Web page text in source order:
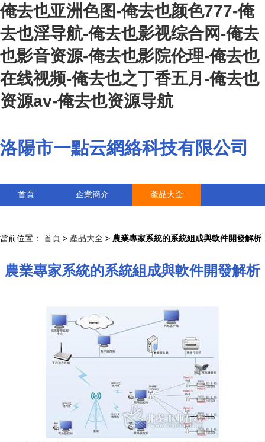
俺去也亚洲色图-俺去也颜色777-俺
去也淫导航-俺去也影视综合网-俺去
也影音资源-俺去也影院伦理-俺去也
在线视频-俺去也之丁香五月-俺去也
资源av-俺去也资源导航
洛陽市一點云網絡科技有限公司
首頁 企業簡介 產品大全
當前位置： 首頁 > 產品大全 > 農業專家系統的系統組成與軟件開發解析
農業專家系統的系統組成與軟件開發解析